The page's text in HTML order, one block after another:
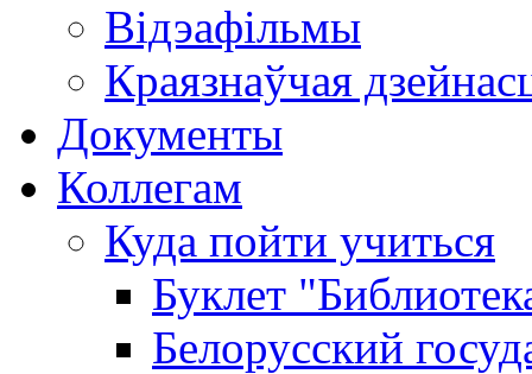
Відэафільмы
Краязнаўчая
Документы
Коллегам
Куда пойти учиться
Буклет
Белорусский